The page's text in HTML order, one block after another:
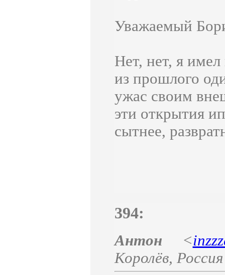
Уважаемый
Нет, нет, я
из прошлого
ужас своим
эти открытия
сытнее,
394:
Антон <
Королёв, Россия